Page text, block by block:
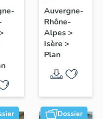
mobilier
de
l'église
paroissiale
Notre-
Dame
des sept
douleurs
Auvergne-
Rhône-
Alpes>
Isère >
Plan
Dossier